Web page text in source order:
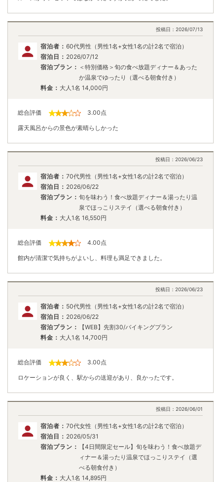
投稿日： 2026/07/13
宿泊者： 60代男性（男性1名+女性1名の計2名で宿泊）
宿泊日： 2026/07/12
宿泊プラン： ＜特別価格＞旬の食べ放題ディナー＆あった
か温泉でゆったり（選べる朝食付き）
料金： 大人1名 14,000円
総合評価 3.00点
露天風呂からの景色が素晴らしかった
投稿日： 2026/06/23
宿泊者： 70代男性（男性1名+女性1名の計2名で宿泊）
宿泊日： 2026/06/22
宿泊プラン： 旬を味わう！食べ放題ディナー＆湯ったり温
泉でほっこりステイ（選べる朝食付き）
料金： 大人1名 16,550円
総合評価 4.00点
館内が清潔で気持ちがよいし、料理も満足できました。
投稿日： 2026/06/23
宿泊者： 50代男性（男性1名+女性1名の計2名で宿泊）
宿泊日： 2026/06/22
宿泊プラン：
【WEB】先割30/バイキングプラン
料金： 大人1名 14,700円
総合評価 3.00点
ロケーションが良く、駅からの送迎があり、良かったです。
投稿日： 2026/06/01
宿泊者： 70代女性（男性1名+女性1名の計2名で宿泊）
宿泊日： 2026/05/31
宿泊プラン：
【4日間限定セール】旬を味わう！食べ放題デ
ィナー＆湯ったり温泉でほっこりステイ（選
べる朝食付き）
料金： 大人1名 14,895円